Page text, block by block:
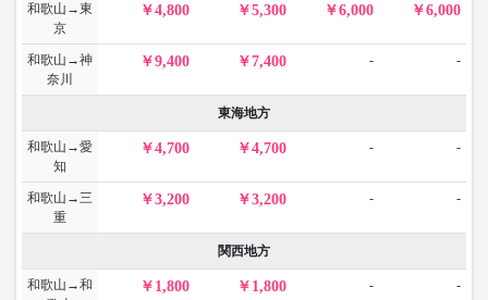
和歌山→東
京
4,800 5,300 6,000 6,000
和歌山→神
奈川
9,400 7,400 - -
東海地方
和歌山→愛
知
4,700 4,700 - -
和歌山→三
重
3,200 3,200 - -
関西地方
和歌山→和
1,800 1,800 - -